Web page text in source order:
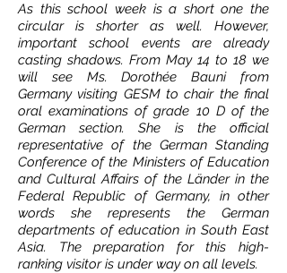
As this school week is a short one the
circular is shorter as well. However,
important school events are already
casting shadows. From May 14 to 18 we
will see Ms. Dorothée Bauni from
Germany visiting GESM to chair the final
oral examinations of grade 10 D of the
German section. She is the official
representative of the German Standing
Conference of the Ministers of Education
and Cultural Affairs of the Länder in the
Federal Republic of Germany, in other
words she represents the German
departments of education in South East
Asia. The preparation for this high-
ranking visitor is under way on all levels.